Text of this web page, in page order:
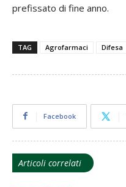
prefissato di fine anno.
TAG Agrofarmaci Difesa
Facebook
Articoli correlati